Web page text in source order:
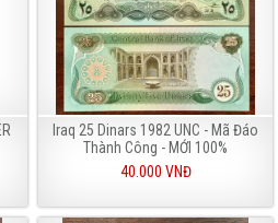
Iraq 25 Dinars 1982 UNC - Mã Đáo
Thành Công - MỚI 100%
40.000 VNĐ